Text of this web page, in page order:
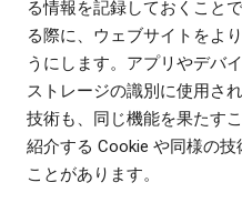
る情報を記録しておくこと
る際に、ウェブサイトをよ
うにします。アプリやデバ
ストレージの識別に使用さ
技術も、同じ機能を果たす
紹介する Cookie や同様の
ことがあります。